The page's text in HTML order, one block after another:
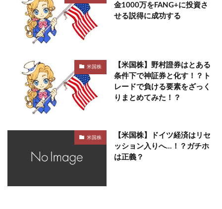
金1000万をFANG+に投資さ
せる説得に成功する
米国株
【米国株】野村證券はとある
条件下で神証券と化す！？ト
レードで負ける要素をざっく
りまとめてみた！？
米国株
【米国株】ドイツ経済はリセ
ッション入りへ…！？ガチホ
は正義？